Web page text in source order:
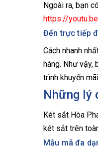
Ngoài ra, bạn
https://
Đến trực tiếp
Cách nhanh
hàng. Như vậy,
trình khuyến
Những lý
Két sắt Hòa
két sắt trên
Mẫu mã đa